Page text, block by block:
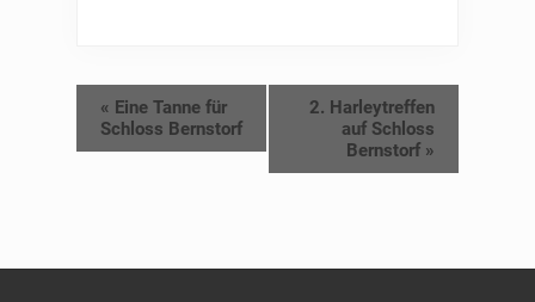
« Eine Tanne für
Schloss Bernstorf
2. Harleytreffen
auf Schloss
Bernstorf »